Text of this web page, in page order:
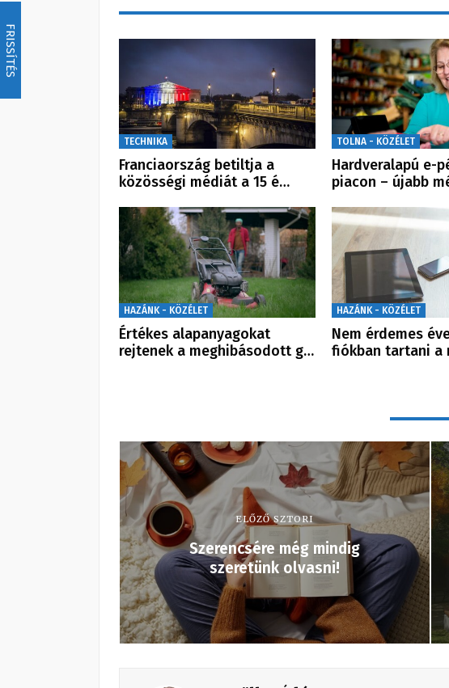
FRISSÍTÉS
TECHNIKA
Franciaország betiltja a
közösségi médiát a 15 é…
TOLNA - KÖZÉLET
Hardveralapú e-
piacon – újabb
HAZÁNK - KÖZÉLET
Értékes alapanyagokat
rejtenek a meghibásodott g…
HAZÁNK - KÖZÉLET
Nem érdemes
fiókban tartani a
ELŐZŐ SZTORI
Szerencsére még mindig
szeretünk olvasni!